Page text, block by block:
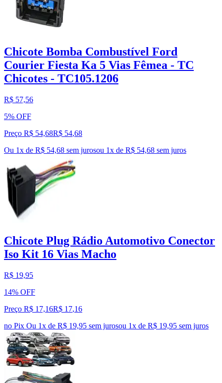
Chicote Bomba Combustível Ford
Courier Fiesta Ka 5 Vias Fêmea - TC
Chicotes - TC105.1206
R$ 57,56
5% OFF
Preço R$ 54,68R$ 54,68
Ou 1x de R$ 54,68 sem jurosou 1x de R$ 54,68 sem juros
Chicote Plug Rádio Automotivo Conector
Iso Kit 16 Vias Macho
R$ 19,95
14% OFF
Preço R$ 17,16R$ 17,16
no Pix Ou 1x de R$ 19,95 sem jurosou 1x de R$ 19,95 sem juros